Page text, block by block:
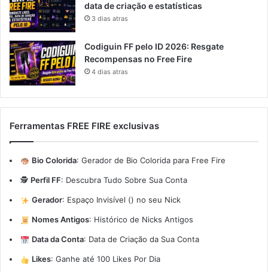
data de criação e estatísticas
3 dias atras
Codiguin FF pelo ID 2026: Resgate
Recompensas no Free Fire
4 dias atras
Ferramentas FREE FIRE exclusivas
Bio Colorida: Gerador de Bio Colorida para Free Fire
🕵️ Perfil FF: Descubra Tudo Sobre Sua Conta
Gerador: Espaço Invisível (ㅤ) no seu Nick
Nomes Antigos: Histórico de Nicks Antigos
Data da Conta: Data de Criação da Sua Conta
Likes: Ganhe até 100 Likes Por Dia